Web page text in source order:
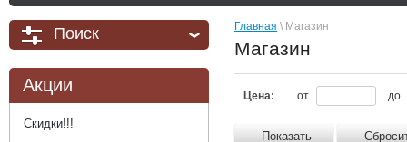
Поиск
Акции
Скидки!!!
Главная \ Магазин
Магазин
Цена: от до
Показать